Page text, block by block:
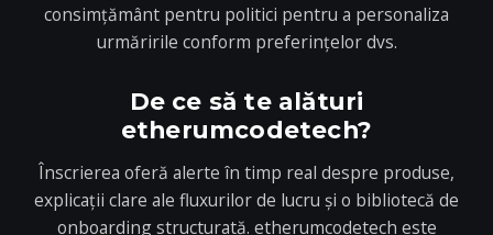
consimțământ pentru politici pentru a personaliza
urmăririle conform preferințelor dvs.
De ce să te alături
etherumcodetech?
Înscrierea oferă alerte în timp real despre produse,
explicații clare ale fluxurilor de lucru și o bibliotecă de
onboarding structurată. etherumcodetech este